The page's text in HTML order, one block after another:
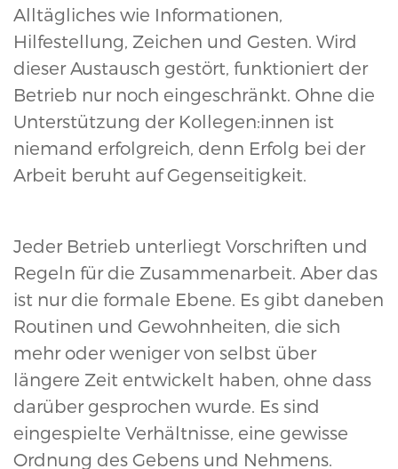
Alltägliches wie Informationen,
Hilfestellung, Zeichen und Gesten. Wird
dieser Austausch gestört, funktioniert der
Betrieb nur noch eingeschränkt. Ohne die
Unterstützung der Kollegen:innen ist
niemand erfolgreich, denn Erfolg bei der
Arbeit beruht auf Gegenseitigkeit.
Jeder Betrieb unterliegt Vorschriften und
Regeln für die Zusammenarbeit. Aber das
ist nur die formale Ebene. Es gibt daneben
Routinen und Gewohnheiten, die sich
mehr oder weniger von selbst über
längere Zeit entwickelt haben, ohne dass
darüber gesprochen wurde. Es sind
eingespielte Verhältnisse, eine gewisse
Ordnung des Gebens und Nehmens.